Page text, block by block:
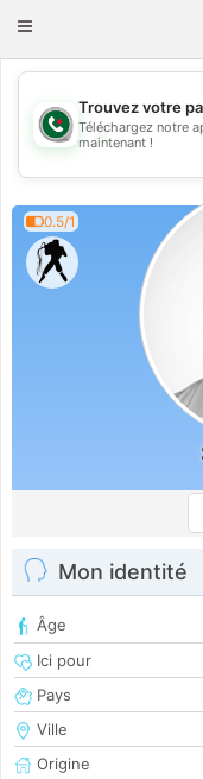
Toggle
💖
Trouvez votre
Téléchargez notre
maintenant !
0.5/1
Mon identité
Âge
Ici pour
Pays
Ville
Origine